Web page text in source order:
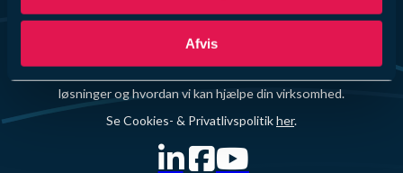
Afvis
Vi elsker at dele vores passion for teknologi og innovation, så
løsninger og hvordan vi kan hjælpe din virksomhed.
Se Cookies- & Privatlivspolitikher.